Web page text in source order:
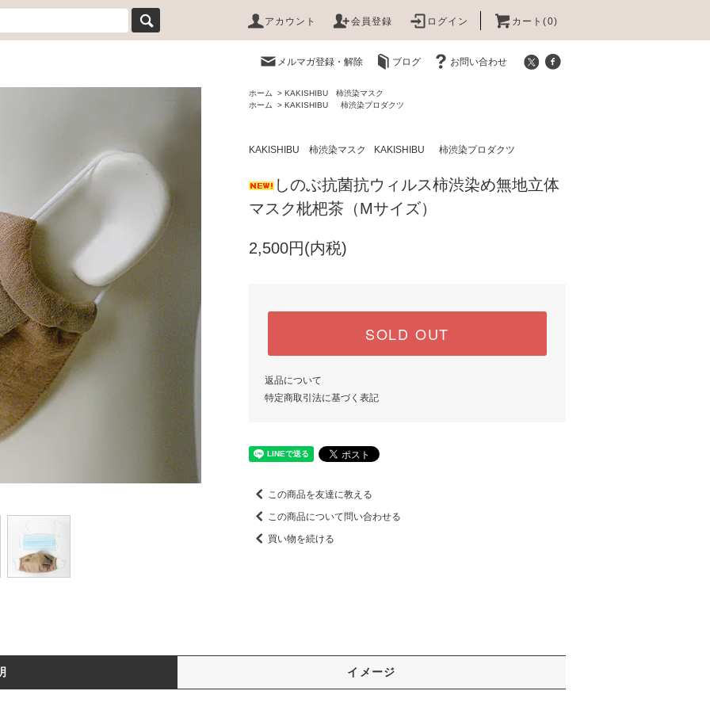
アカウント 会員登録 ログイン カート(0)
メルマガ登録・解除 ブログ お問い合わせ
ホーム > KAKISHIBU 柿渋染マスク
ホーム
> KAKISHIBU 柿渋染プロダクツ
KAKISHIBU 柿渋染マスク KAKISHIBU 柿渋染プロダクツ
しのぶ抗菌抗ウィルス柿渋染め無地立体
マスク枇杷茶（Mサイズ）
2,500円(内税)
SOLD OUT
返品について
特定商取引法に基づく表記
この商品を友達に教える
この商品について問い合わせる
買い物を続ける
イメージ